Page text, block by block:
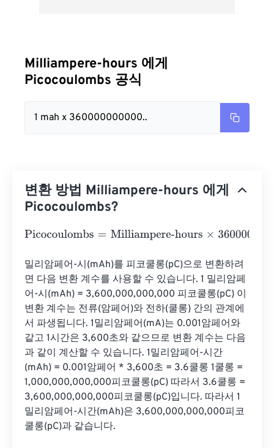
Milliampere-hours 에게
Picocoulombs 공식
1 mah x 360000000000..
변환 방법 Milliampere-hours 에게
Picocoulombs?
Picocoulombs=Milliampere-hours×3600000000000
밀리암페어-시(mAh)를 피코쿨롱(pC)으로 변환하려
면 다음 변환 계수를 사용할 수 있습니다. 1 밀리암페
어-시(mAh) = 3,600,000,000,000 피코쿨롱(pC) 이
변환 계수는 전류(암페어)와 전하(쿨롱) 간의 관계에
서 파생됩니다. 1밀리암페어(mA)는 0.001암페어와
같고 1시간은 3,600초와 같으므로 변환 계수는 다음
과 같이 계산할 수 있습니다. 1밀리암페어-시간
(mAh) = 0.001암페어 * 3,600초 = 3.6쿨롱 1쿨롱 =
1,000,000,000,000피코쿨롱(pC) 따라서 3.6쿨롱 =
3,600,000,000,000피코쿨롱(pC)입니다. 따라서 1
밀리암페어-시간(mAh)은 3,600,000,000,000피코
쿨롱(pC)과 같습니다.